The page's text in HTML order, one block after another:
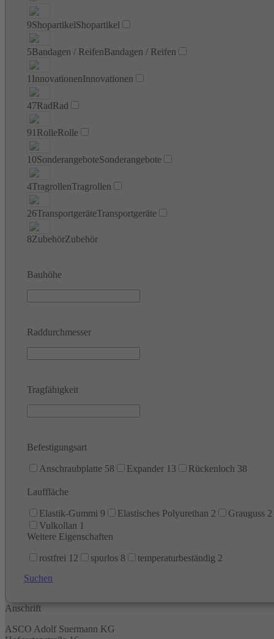
9ShopartikelShopartikel
5Bandagen / ReifenBandagen / Reifen
1 InnovationenInnovationen
47RadRad
91 RolleRolle
10SonderangeboteSonderangebote
4TragrollenTragrollen
26TransportgeräteTransportgeräte
8ZubehörZubehör
Bauhöhe
Raddurchmesser
Tragfähigkeit
Befestigungsart
Anschraubplatte 58 Expander 13 Rückenloch 38
Lauffläche
Elastik-Gummi 9 Elastisches Polyurethan 2 Grauguss 2
Vulkollan 1
Weitere Eigenschaften
rostfrei 12 spurlos 8 temperaturbeständig 2
Suchen
Anschrift
ASCO Adolf Suermann KG